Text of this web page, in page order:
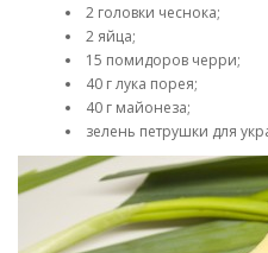
2 головки чеснока;
2 яйца;
15 помидоров черри;
40 г лука порея;
40 г майонеза;
зелень петрушки для